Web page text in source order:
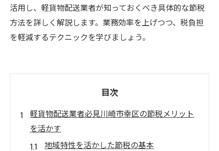
活用し、軽貨物配送業者が知っておくべき具体的な節税
方法を詳しく解説します。業務効率を上げつつ、税負担
を軽減するテクニックを学びましょう。
目次
軽貨物配送業者必見川崎市幸区の節税メリット
を活かす
地域特性を活かした節税の基本